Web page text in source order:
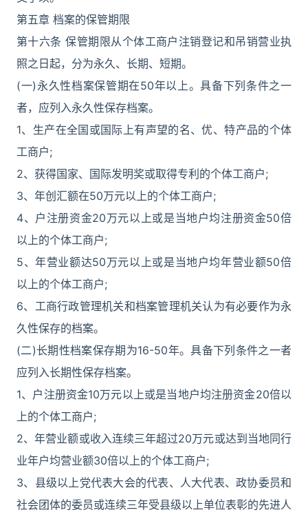
第五章 档案的保管期限
第十六条 保管期限从个体工商户注销登记和吊销营业执
照之日起，分为永久、长期、短期。
(一)永久性档案保管期在50年以上。具备下列条件之一
者，应列入永久性保存档案。
1、生产在全国或国际上有声望的名、优、特产品的个体
工商户;
2、获得国家、国际发明奖或取得专利的个体工商户;
3、年创汇额在50万元以上的个体工商户;
4、户注册资金20万元以上或是当地户均注册资金50倍
以上的个体工商户;
5、年营业额达50万元以上或是当地户均年营业额50倍
以上的个体工商户;
6、工商行政管理机关和档案管理机关认为有必要作为永
久性保存的档案。
(二)长期性档案保存期为16-50年。具备下列条件之一者
应列入长期性保存档案。
1、户注册资金10万元以上或是当地户均注册资金20倍以
上的个体工商户;
2、年营业额或收入连续三年超过20万元或达到当地同行
业年户均营业额30倍以上的个体工商户;
3、县级以上党代表大会的代表、人大代表、政协委员和
社会团体的委员或连续三年受县级以上单位表彰的先进人